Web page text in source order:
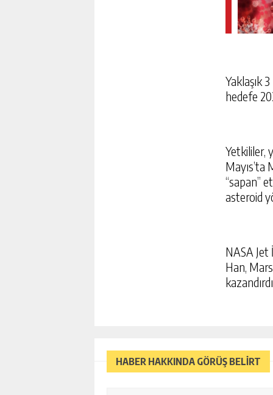
Yaklaşık
hedefe
Yetkililer,
Mayıs’ta
“sapan”
asteroid
NASA
Han,
HABER HAKKINDA GÖRÜŞ BELİRT
GÜNLÜK HABER